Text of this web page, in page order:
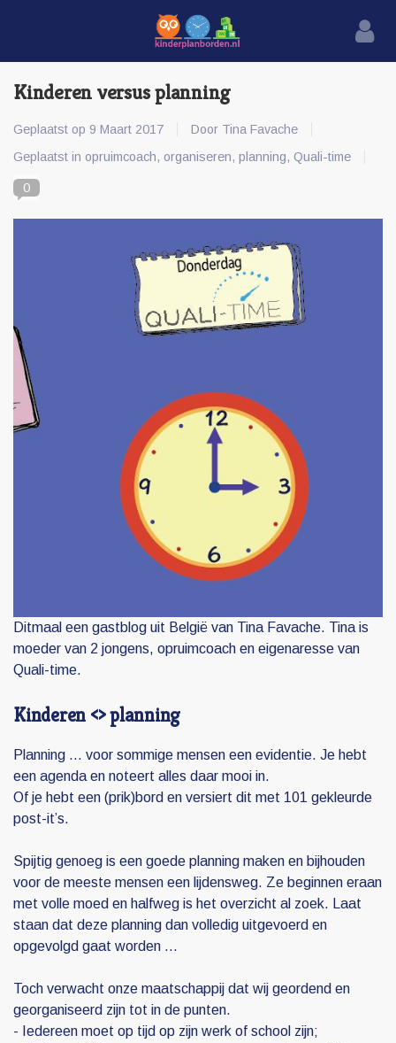
Kinderen versus planning
Geplaatst op 9 Maart 2017
Door Tina Favache
Geplaatst in opruimcoach, organiseren, planning, Quali-time
0
Ditmaal een gastblog uit België van Tina Favache. Tina is
moeder van 2 jongens, opruimcoach en eigenaresse van
Quali-time.
Kinderen <> planning
Planning … voor sommige mensen een evidentie. Je hebt
een agenda en noteert alles daar mooi in.
Of je hebt een (prik)bord en versiert dit met 101 gekleurde
post-it’s.
Spijtig genoeg is een goede planning maken en bijhouden
voor de meeste mensen een lijdensweg. Ze beginnen eraan
met volle moed en halfweg is het overzicht al zoek. Laat
staan dat deze planning dan volledig uitgevoerd en
opgevolgd gaat worden …
Toch verwacht onze maatschappij dat wij geordend en
georganiseerd zijn tot in de punten.
- Iedereen moet op tijd op zijn werk of school zijn;